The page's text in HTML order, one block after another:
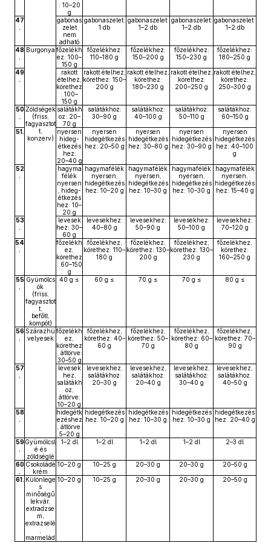
: 10–20
g
47
.
gabonas
zelet
nem
adható
gabonaszelet:
1 db
gabonaszelet:
1–2 db
gabonaszelet:
1–2 db
gabonaszelet:
1–2 db
48
.
Burgonya főzelékh
ez: 100–
150 g
főzelékhez:
110–180 g
főzelékhez:
150–200 g
főzelékhez:
150–230 g
főzelékhez:
180–250 g
49
.
rakott
ételhez,
körethez
: 100–
150 g
rakott ételhez,
körethez: 150–
200 g
rakott ételhez,
körethez:
180–230 g
rakott ételhez,
körethez:
200–250 g
rakott ételhez,
körethez:
250–300 g
50
.
Zöldségek
(friss,
fagyasztot
t,
konzerv)
salátákh
oz: 20–
70 g
salátákhoz:
30–90 g
salátákhoz:
40–100 g
salátákhoz:
50–110 g
salátákhoz:
60–150 g
51.
nyersen
hideg-
étkezés
hez:
20–40 g
nyersen
hidegétkezés
hez: 20–50 g
nyersen
hidegétkezés
hez: 30–80 g
nyersen
hidegétkezés
hez: 30–90 g
nyersen
hidegétkezés
hez: 40–100
g
52
.
hagyma
félék
nyersen
, hideg-
étkezés
hez: 10–
20 g
hagymafélék
nyersen,
hidegétkezés
hez: 10–20 g
hagymafélék
nyersen,
hidegétkezés
hez: 10–30 g
hagymafélék
nyersen,
hidegétkezés
hez: 10–30 g
hagymafélék
nyersen,
hidegétkezés
hez: 15–40 g
53
.
levesek
hez: 30–
60 g
levesekhez:
40–80 g
levesekhez:
50–90 g
levesekhez:
50–100 g
levesekhez:
70–120 g
54
.
főzelékh
ez,
körethez
: 60–150
g
főzelékhez,
körethez: 110–
180 g
főzelékhez,
körethez: 130–
200 g
főzelékhez,
körethez: 130–
230 g
főzelékhez,
körethez:
160–250 g
55
.
Gyümölcs
ök
(friss,
fagyasztot
t,
befőtt,
kompót)
40 g ≤ 60 g ≤ 70 g ≤ 70 g ≤ 80 g ≤
56
.
Szárazhü
velyesek
főzelékh
ez,
körethez
, áttörve:
30–50 g
főzelékhez,
körethez: 40–
60 g
főzelékhez,
körethez: 50–
70 g
főzelékhez,
körethez: 60–
80 g
főzelékhez,
körethez: 70–
90 g
57
.
levesek
hez,
salátákh
oz,
áttörve:
10–20 g
levesekhez,
salátákhoz:
20–30 g
levesekhez,
salátákhoz:
20–40 g
levesekhez,
salátákhoz:
30–40 g
levesekhez,
salátákhoz:
40–50 g
58
.
hidegétk
ezéshez
, áttörve:
5–20 g
hidegétkezés
hez: 10–20 g
hidegétkezés
hez: 10–30 g
hidegétkezés
hez: 10–30 g
hidegétkezés
hez: 20–40 g
59
.
Gyümölcsl
é és
zöldséglé
1–2 dl 1–2 dl 1–2 dl 1–2 dl 2–3 dl
60
.
Csokoládé
krém
10–20 g 10–25 g 20–30 g 20–30 g 20–50 g
61. Különlege
s
minőségű
lekvár,
extradzse
m,
extrazselé
marmelád
10–20 g 10–25 g 20–30 g 20–30 g 20–50 g